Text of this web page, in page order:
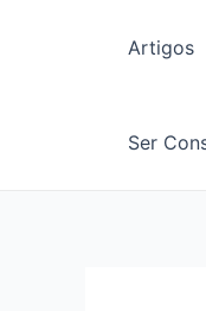
Artigos
Ser